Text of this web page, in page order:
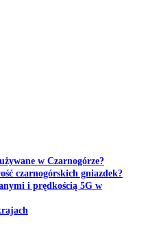
w Czarnogórze?
czarnogórskich gniazdek?
i prędkością 5G w